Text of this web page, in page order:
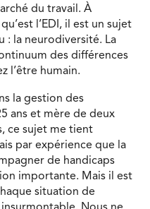
du travail. À
l’EDI, il est un sujet
: la neurodiversité. La
des différences
l’être humain.
la gestion des
ans et mère de deux
ce sujet me tient
par expérience que la
de handicaps
importante. Mais il est
situation de